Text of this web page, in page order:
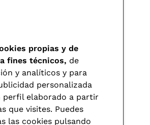
propias y de
fines técnicos, de
y analíticos y para
personalizada
perfil elaborado a partir
que visites. Puedes
las cookies pulsando